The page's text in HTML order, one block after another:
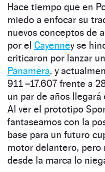
Hace tiempo que en
miedo a enfocar su
nuevos conceptos de
por el Cayenney se
criticaron por lanzar
Panamera, y
911 –17.607 frente a
un par de años
Al ver el prototipo
fantaseamos con la
base para un futuro
motor delantero, pero
desde la marca lo